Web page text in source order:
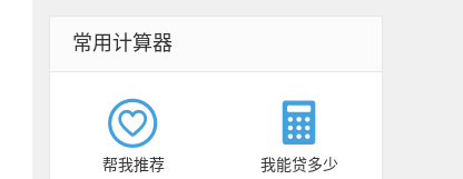
常用计算器
帮我推荐 我能贷多少